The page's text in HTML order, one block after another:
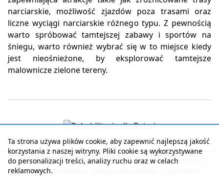
narciarskie, możliwość zjazdów poza trasami oraz
liczne wyciągi narciarskie różnego typu. Z pewnością
warto spróbować tamtejszej zabawy i sportów na
śniegu, warto również wybrać się w to miejsce kiedy
jest nieośnieżone, by eksplorować tamtejsze
malownicze zielone tereny.
Strona główna | Kontakt z serwisem | Reklama w serwisie
Polityka prywatności
Ta strona używa plików cookie, aby zapewnić najlepszą jakość
korzystania z naszej witryny. Pliki cookie są wykorzystywane
do personalizacji treści, analizy ruchu oraz w celach
reklamowych.